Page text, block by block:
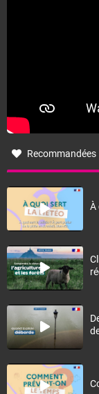
Recommandées
À